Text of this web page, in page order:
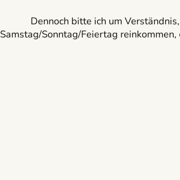
Dennoch bitte ich um
Samstag/Sonntag/Feiertag